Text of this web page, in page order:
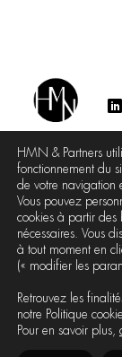
Le Cabinet
HMN TOUS DROITS
7 Place d'Iéna
75116 Paris
HMN & Partners
fonctionnement du
de votre navigation
Vous pouvez
cookies à partir des
nécessaires. Vous
à tout moment en
(« modifier les
Retrouvez les
notre Politique
Pour en savoir plus,